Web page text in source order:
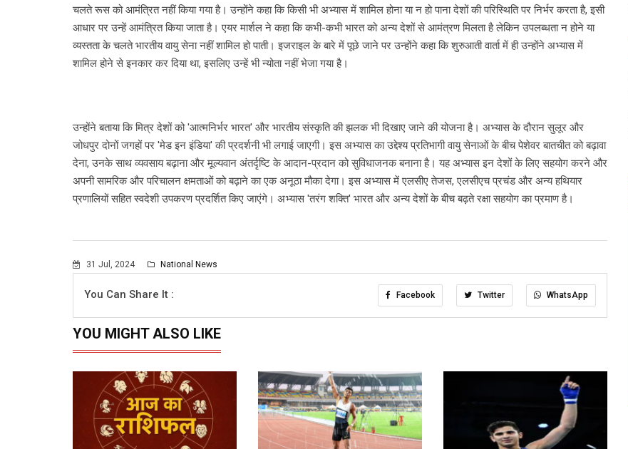
चलते रूस को आमंत्रित नहीं किया गया है। उन्होंने कहा कि किसी भी अभ्यास में शामिल होना या न हो पाना देशों की परिस्थिति पर निर्भर करता है, इसी
आधार पर उन्हें आमंत्रित किया जाता है। एयर मार्शल ने कहा कि कभी-कभी भारत को अन्य देशों से आमंत्रण मिलता है लेकिन उपलब्धता न होने या
व्यस्तता के चलते भारतीय वायु सेना नहीं शामिल हो पाती। इजराइल के बारे में पूछे जाने पर उन्होंने कहा कि शुरुआती वार्ता में ही उन्होंने अभ्यास में
शामिल होने से इनकार कर दिया था, इसलिए उन्हें भी न्योता नहीं भेजा गया है।
उन्होंने बताया कि मित्र देशों को 'आत्मनिर्भर भारत' और भारतीय संस्कृति की झलक भी दिखाए जाने की योजना है। अभ्यास के दौरान सुलूर और
जोधपुर दोनों जगहों पर 'मेड इन इंडिया' की प्रदर्शनी भी लगाई जाएगी। इस अभ्यास का उद्देश्य प्रतिभागी वायु सेनाओं के बीच पेशेवर बातचीत को बढ़ावा
देना, उनके साथ व्यवसाय बढ़ाना और मूल्यवान अंतर्दृष्टि के आदान-प्रदान को सुविधाजनक बनाना है। यह अभ्यास इन देशों के लिए सहयोग करने और
अपनी सामरिक और परिचालन क्षमताओं को बढ़ाने का एक अनूठा मौका देगा। इस अभ्यास में एलसीए तेजस, एलसीएच प्रचंड और अन्य हथियार
प्रणालियों सहित स्वदेशी उपकरण प्रदर्शित किए जाएंगे। अभ्यास 'तरंग शक्ति' भारत और अन्य देशों के बीच बढ़ते रक्षा सहयोग का प्रमाण है।
31 Jul, 2024 National News
You Can Share It : Facebook Twitter WhatsApp
YOU MIGHT ALSO LIKE